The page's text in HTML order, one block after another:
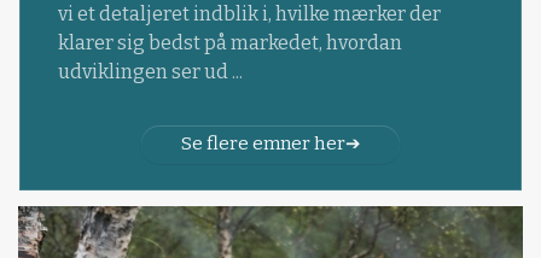
vi et detaljeret indblik i, hvilke mærker der
klarer sig bedst på markedet, hvordan
udviklingen ser ud ...
Se flere emner her